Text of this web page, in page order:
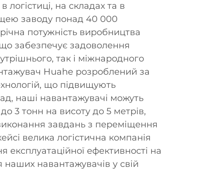
логістиці, на складах та в
заводу понад 40 000
потужність виробництва
забезпечує задоволення
так і міжнародного
Huahe розроблений за
що підвищують
наші навантажувачі можуть
3 тонн на висоту до 5 метрів,
завдань з переміщення
велика логістична компанія
експлуатаційної ефективності на
навантажувачів у свій